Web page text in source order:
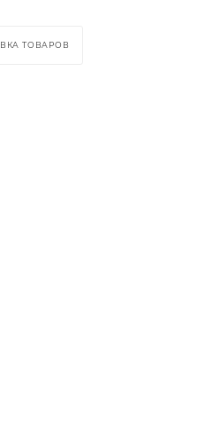
ТОВАРОВ